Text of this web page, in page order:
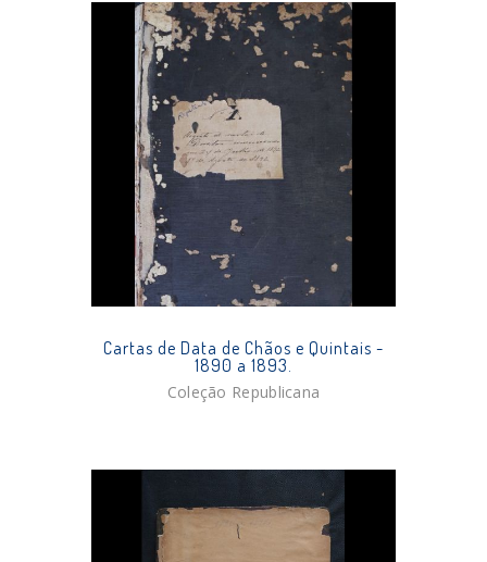
Cartas de Data de Chãos e Quintais -
1890 a 1893.
Coleção Republicana